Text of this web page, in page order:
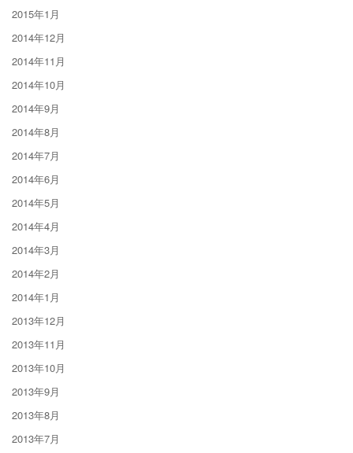
2015年1月
2014年12月
2014年11月
2014年10月
2014年9月
2014年8月
2014年7月
2014年6月
2014年5月
2014年4月
2014年3月
2014年2月
2014年1月
2013年12月
2013年11月
2013年10月
2013年9月
2013年8月
2013年7月